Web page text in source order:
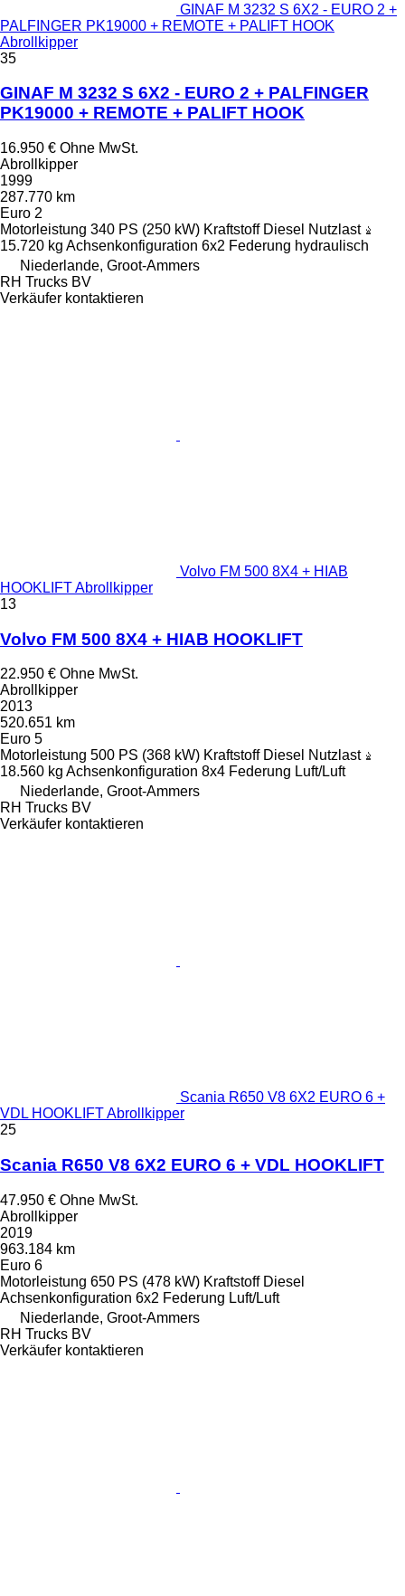
GINAF M 3232 S 6X2 - EURO 2 +
PALFINGER PK19000 + REMOTE + PALIFT HOOK
Abrollkipper
35
GINAF M 3232 S 6X2 - EURO 2 + PALFINGER
PK19000 + REMOTE + PALIFT HOOK
16.950 € Ohne MwSt.
Abrollkipper
1999
287.770 km
Euro 2
Motorleistung 340 PS (250 kW) Kraftstoff Diesel Nutzlast
15.720 kg Achsenkonfiguration 6x2 Federung hydraulisch
Niederlande, Groot-Ammers
RH Trucks BV
Verkäufer kontaktieren
Volvo FM 500 8X4 + HIAB
HOOKLIFT Abrollkipper
13
Volvo FM 500 8X4 + HIAB HOOKLIFT
22.950 € Ohne MwSt.
Abrollkipper
2013
520.651 km
Euro 5
Motorleistung 500 PS (368 kW) Kraftstoff Diesel Nutzlast
18.560 kg Achsenkonfiguration 8x4 Federung Luft/Luft
Niederlande, Groot-Ammers
RH Trucks BV
Verkäufer kontaktieren
Scania R650 V8 6X2 EURO 6 +
VDL HOOKLIFT Abrollkipper
25
Scania R650 V8 6X2 EURO 6 + VDL HOOKLIFT
47.950 € Ohne MwSt.
Abrollkipper
2019
963.184 km
Euro 6
Motorleistung 650 PS (478 kW) Kraftstoff Diesel
Achsenkonfiguration 6x2 Federung Luft/Luft
Niederlande, Groot-Ammers
RH Trucks BV
Verkäufer kontaktieren